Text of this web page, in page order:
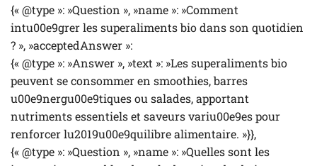
{« @type »: »Question », »name »: »Comment
intu00e9grer les superaliments bio dans son quotidien
? », »acceptedAnswer »:
{« @type »: »Answer », »text »: »Les superaliments bio
peuvent se consommer en smoothies, barres
u00e9nergu00e9tiques ou salades, apportant
nutriments essentiels et saveurs variu00e9es pour
renforcer lu2019u00e9quilibre alimentaire. »}},
{« @type »: »Question », »name »: »Quelles sont les